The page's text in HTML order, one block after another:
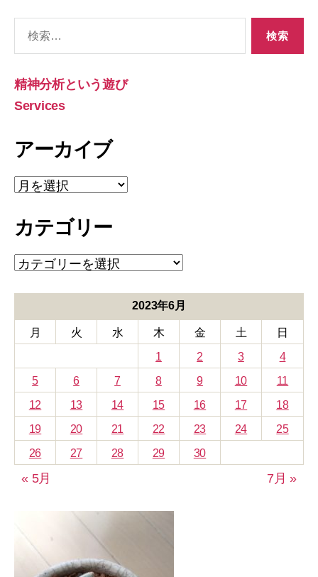
象:
精神分析という遊び
Services
アーカイブ
ア
ー
イ
カテゴリー
カ
テ
ー
2023年6月
月 火 水 木 金 土
日
1
2 3
4
5
6 7 8 9 10
11
12
13 14 15 16 17
18
19
20 21 22 23 24
25
26
27 28 29 30
« 5月 7月 »